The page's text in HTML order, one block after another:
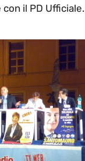
il PD Ufficiale.